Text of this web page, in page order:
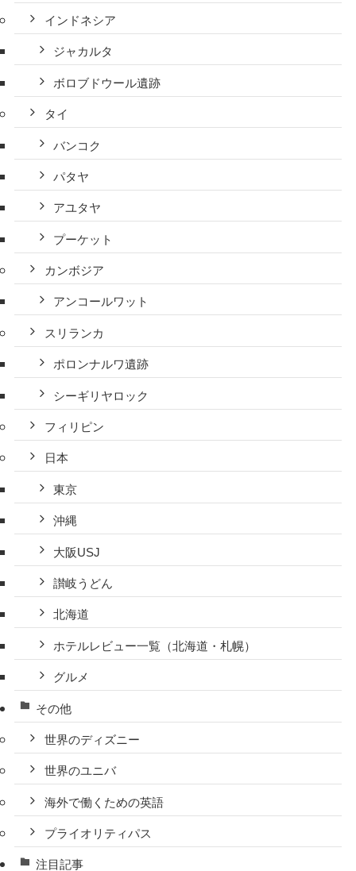
インドネシア
ジャカルタ
ボロブドウール遺跡
タイ
バンコク
パタヤ
アユタヤ
プーケット
カンボジア
アンコールワット
スリランカ
ポロンナルワ遺跡
シーギリヤロック
フィリピン
日本
東京
沖縄
大阪USJ
讃岐うどん
北海道
ホテルレビュー一覧（北海道・札幌）
グルメ
その他
世界のディズニー
世界のユニバ
海外で働くための英語
プライオリティパス
注目記事